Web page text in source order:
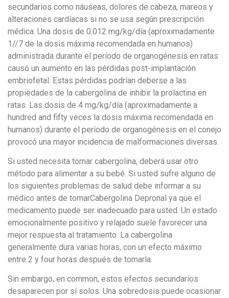
secundarios como náuseas, dolores de cabeza, mareos y
alteraciones cardíacas si no se usa según prescripción
médica. Una dosis de 0.012 mg/kg/día (aproximadamente
1//7 de la dosis máxima recomendada en humanos)
administrada durante el período de organogénesis en ratas
causó un aumento en las pérdidas post-implantación
embriofetal. Estas pérdidas podrían deberse a las
propiedades de la cabergolina de inhibir la prolactina en
ratas. Las dosis de 4 mg/kg/día (aproximadamente a
hundred and fifty veces la dosis máxima recomendada en
humanos) durante el período de organogénesis en el conejo
provocó una mayor incidencia de malformaciones diversas.
Si usted necesita tomar cabergolina, deberá usar otro
método para alimentar a su bebé. Si usted sufre alguno de
los siguientes problemas de salud debe informar a su
médico antes de tomarCabergolina Depronal ya que el
medicamento puede ser inadecuado para usted. Un estado
emocionalmente positivo y relajado suele favorecer una
mejor respuesta al tratamiento. La cabergolina
generalmente dura varias horas, con un efecto máximo
entre 2 y four horas después de tomarla.
Sin embargo, en common, estos efectos secundarios
desaparecen por sí solos. Una sobredosis puede ocasionar